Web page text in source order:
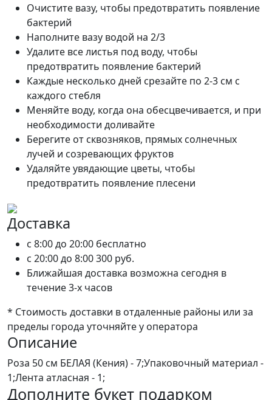
Очистите вазу, чтобы предотвратить появление
бактерий
Наполните вазу водой на 2/3
Удалите все листья под воду, чтобы
предотвратить появление бактерий
Каждые несколько дней срезайте по 2-3 см с
каждого стебля
Меняйте воду, когда она обесцвечивается, и при
необходимости доливайте
Берегите от сквозняков, прямых солнечных
лучей и созревающих фруктов
Удаляйте увядающие цветы, чтобы
предотвратить появление плесени
Доставка
c 8:00 до 20:00 бесплатно
c 20:00 до 8:00300 руб.
Ближайшая доставка возможна сегодня в
течение 3-х часов
* Стоимость доставки в отдаленные районы или за
пределы города уточняйте у оператора
Описание
Роза 50 см БЕЛАЯ (Кения) - 7;Упаковочный материал -
1;Лента атласная - 1;
Дополните букет подарком